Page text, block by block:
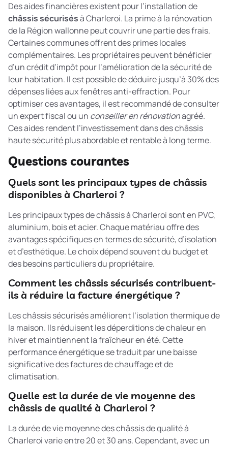
Des aides financières existent pour l’installation de
châssis sécurisésà Charleroi. La prime à la rénovation
de la Région wallonne peut couvrir une partie des frais.
Certaines communes offrent des primes locales
complémentaires. Les propriétaires peuvent bénéficier
d’un crédit d’impôt pour l’amélioration de la sécurité de
leur habitation. Il est possible de déduire jusqu’à 30% des
dépenses liées aux fenêtres anti-effraction. Pour
optimiser ces avantages, il est recommandé de consulter
un expert fiscal ou un conseiller en rénovationagréé.
Ces aides rendent l’investissement dans des châssis
haute sécurité plus abordable et rentable à long terme.
Questions courantes
Quels sont les principaux types de châssis
disponibles à Charleroi ?
Les principaux types de châssis à Charleroi sont en PVC,
aluminium, bois et acier. Chaque matériau offre des
avantages spécifiques en termes de sécurité, d’isolation
et d’esthétique. Le choix dépend souvent du budget et
des besoins particuliers du propriétaire.
Comment les châssis sécurisés contribuent-
ils à réduire la facture énergétique ?
Les châssis sécurisés améliorent l’isolation thermique de
la maison. Ils réduisent les déperditions de chaleur en
hiver et maintiennent la fraîcheur en été. Cette
performance énergétique se traduit par une baisse
significative des factures de chauffage et de
climatisation.
Quelle est la durée de vie moyenne des
châssis de qualité à Charleroi ?
La durée de vie moyenne des châssis de qualité à
Charleroi varie entre 20 et 30 ans. Cependant, avec un